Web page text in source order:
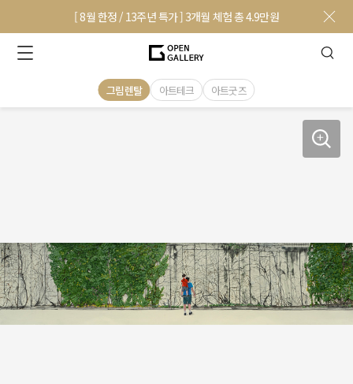
[ 8월 한정 / 13주년 특가 ] 3개월 체험 총 4.9만원
그림렌탈 아트테크 아트굿즈